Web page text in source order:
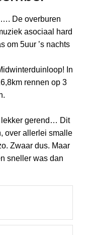
De overburen
asociaal hard
om 5uur ’s nachts
In
rennen op 3
lekker gerend… Dit
over allerlei smalle
Zwaar dus. Maar
sneller was dan